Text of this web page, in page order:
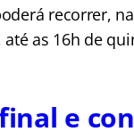
recorrer,
as 16h de
e